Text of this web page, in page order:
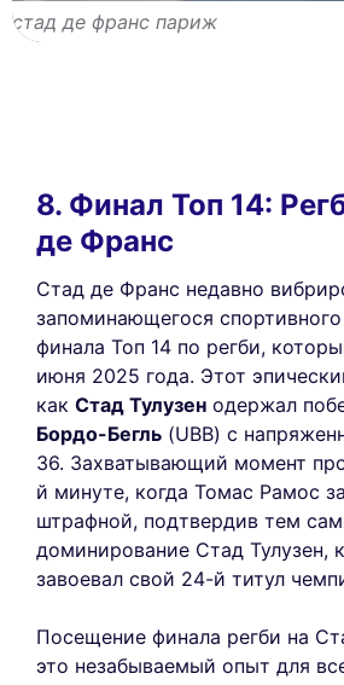
стад де франс париж
8. Финал Топ 14:
де Франс
Стад де Франс недавно
запоминающегося
финала Топ 14 по регби,
июня 2025 года. Этот
как Стад Тулузен одержал
Бордо-Бегль (UBB) с
36. Захватывающий момент
й минуте, когда Томас Рамос
штрафной, подтвердив тем
доминирование Стад Тулузен,
завоевал свой 24-й титул
Посещение финала регби на
это незабываемый опыт для